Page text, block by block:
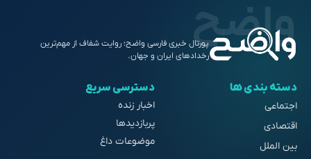
پورتال خبری فارسی واضح؛ روایت شفاف از مهم‌ترین
رخدادهای ایران و جهان.
دسته بندی ها
اجتماعی
اقتصادی
بین الملل
دسترسی سریع
اخبار زنده
پربازدیدها
موضوعات داغ